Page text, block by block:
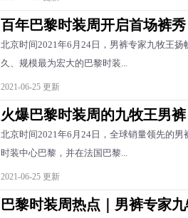
百年巴黎时装周开启首场裤
北京时间2021年6月24日，男裤专家九牧王
久、规模最为宏大的巴黎时装...
2021-06-25 更新
火爆巴黎时装周的九牧王男
北京时间2021年6月24日，全球销量领先的
时装中心巴黎，并在法国巴黎...
2021-06-25 更新
巴黎时装周热点｜男裤专家